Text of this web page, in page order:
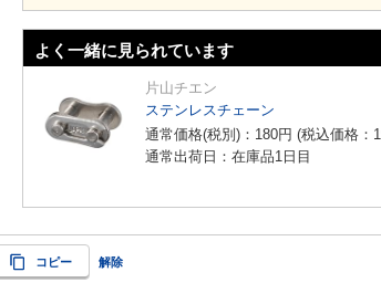
よく一緒に見られています
片山チエン
ステンレスチェーン
通常価格(税別)： 180円 (税込価格：
通常出荷日：在庫品1日目
コピー 解除